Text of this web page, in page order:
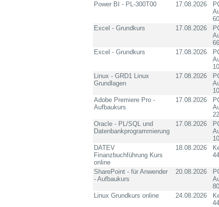
Power BI - PL-300T00
17.08.2026
Excel - Grundkurs
17.08.2026
Excel - Grundkurs
17.08.2026
Linux - GRD1 Linux
Grundlagen
17.08.2026
Adobe Premiere Pro -
Aufbaukurs
17.08.2026
Oracle - PL/SQL und
Datenbankprogrammierung
17.08.2026
DATEV
Finanzbuchführung Kurs
online
18.08.2026
SharePoint - für Anwender
- Aufbaukurs
20.08.2026
Linux Grundkurs online
24.08.2026